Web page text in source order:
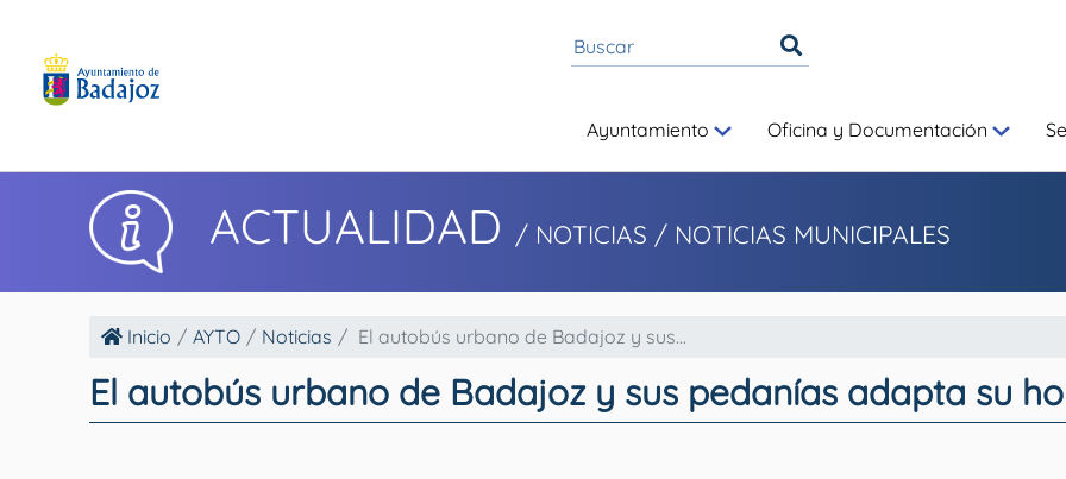
Ayuntamiento Oficina y Documentación
ACTUALIDAD / NOTICIAS / NOTICIAS MUNICIPALES
Inicio AYTO Noticias El autobús urbano de Badajoz y sus...
El autobús urbano de Badajoz y sus pedanías adapta su